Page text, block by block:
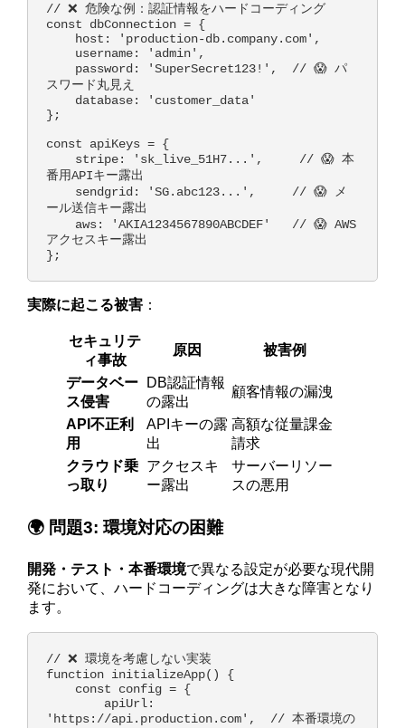
// ❌ 危険な例：認証情報をハードコーディング
const dbConnection = {
スワード丸見え
};
const apiKeys = {
番用APIキー露出
ール送信キー露出
アクセスキー露出
実際に起こる被害 ：
セキュリテ
ィ事故
原因 被害例
データベー
ス侵害
DB認証情報
の露出
顧客情報の漏洩
API不正利
用
APIキーの露
出
高額な従量課金
請求
クラウド乗
っ取り
アクセスキ
ー露出
サーバーリソー
スの悪用
🌍 問題3: 環境対応の困難
開発・テスト・本番環境で異なる設定が必要な現代開
発において、ハードコーディングは大きな障害となり
ます。
// ❌ 環境を考慮しない実装
function initializeApp() {
'https://api.production.com',  // 本番環境の